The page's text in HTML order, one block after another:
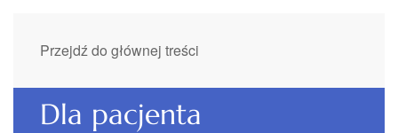
Przejdź do głównej treści
Dla pacjenta